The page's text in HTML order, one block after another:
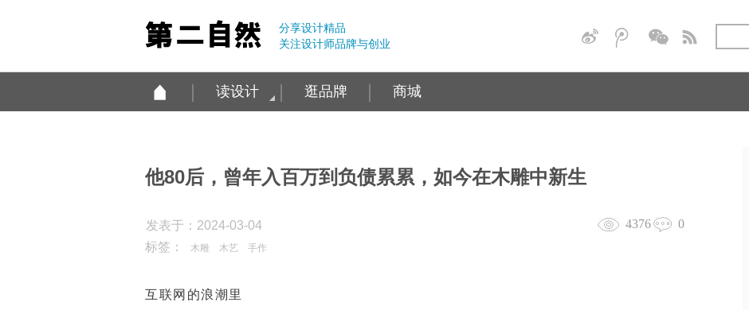
分享设计精品
关注设计师品牌与创业
读设计 逛品牌 商城
他80后，曾年入百万到负债累累，如今在木雕中新生
0
4376
发表于：2024-03-04
标签：
木雕 木艺 手作
互联网的浪潮里